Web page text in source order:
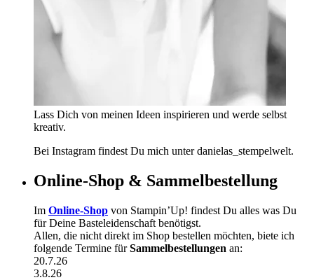
Lass Dich von meinen Ideen inspirieren und werde selbst
kreativ.
Bei Instagram findest Du mich unter danielas_stempelwelt.
Online-Shop & Sammelbestellung
Im Online-Shop von Stampin’Up! findest Du alles was Du
für Deine Basteleidenschaft benötigst.
Allen, die nicht direkt im Shop bestellen möchten, biete ich
folgende Termine fürSammelbestellungen an:
20.7.26
3.8.26